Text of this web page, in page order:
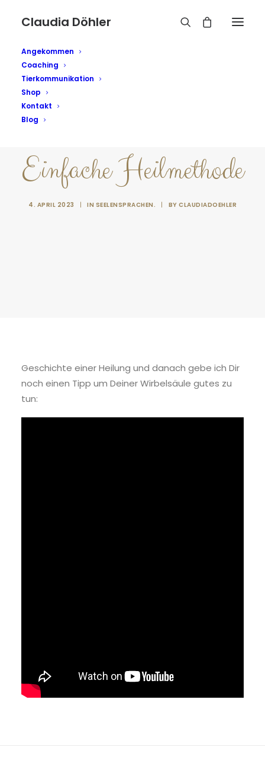
Claudia Döhler
Angekommen
Coaching
Tierkommunikation
Shop
Kontakt
Blog
Einfache Heilmethode
4. APRIL 2023 | IN SEELENSPRACHEN. | BY CLAUDIADOEHLER
Geschichte einer Heilung und danach gebe ich Dir
noch einen Tipp um Deiner Wirbelsäule gutes zu
tun: